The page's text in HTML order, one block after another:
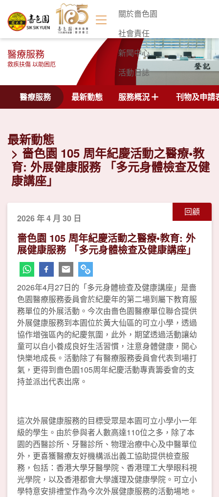
關於嗇色園
社會責任
新聞中心
活動日誌
聯絡我們
醫療服務
救疾扶傷 以助困厄
醫療服務 最新動態 服務概況 刊物及申請
最新動態
嗇色園 105 周年紀慶活動之醫療•教
育: 外展健康服務 「多元身體檢查及健
康講座」
回顧
2026 年 4 月 30 日
嗇色園 105 周年紀慶活動之醫療•教育: 外
展健康服務 「多元身體檢查及健康講座」
2026年4月27日的「多元身體檢查及健康講座」是嗇
色園醫療服務委員會於紀慶年的第二場到屬下教育服
務單位的外展活動。今次由嗇色園醫療單位聯合提供
外展健康服務到本園位於黃大仙區的可立小學，透過
協作增強區內的紀慶氛圍，此外，期望透過活動讓幼
童可以自小養成良好生活習慣，注意身體健康，開心
快樂地成長。活動除了有醫療服務委員會代表到場打
氣，更得到嗇色園105周年紀慶活動專責籌委會的支
持並派出代表出席。
這次外展健康服務的目標受眾是本園可立小學小一年
級的學生。由於參與者人數高達110位之多，除了本
園的西醫診所、牙醫診所、物理治療中心及中醫單位
外，更喜獲醫療友好機構派出義工協助提供檢查服
務，包括：香港大學牙醫學院、香港理工大學眼科視
光學院，以及香港都會大學護理及健康學院。可立小
學特意安排禮堂作為今次外展健康服務的活動場地。